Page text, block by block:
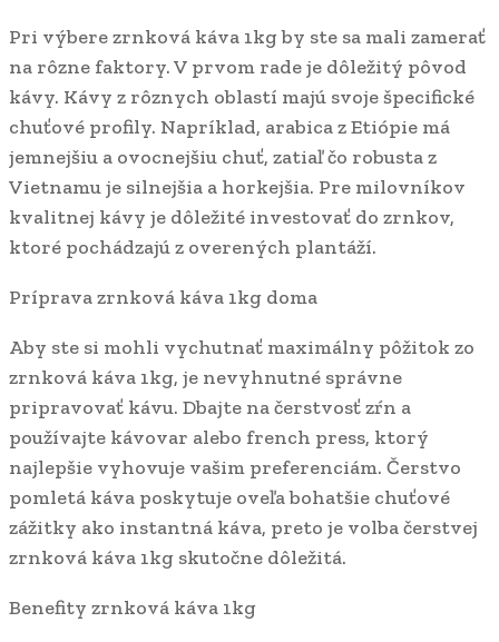
Pri výbere zrnková káva 1kg by ste sa mali zamerať
na rôzne faktory. V prvom rade je dôležitý pôvod
kávy. Kávy z rôznych oblastí majú svoje špecifické
chuťové profily. Napríklad, arabica z Etiópie má
jemnejšiu a ovocnejšiu chuť, zatiaľ čo robusta z
Vietnamu je silnejšia a horkejšia. Pre milovníkov
kvalitnej kávy je dôležité investovať do zrnkov,
ktoré pochádzajú z overených plantáží.
Príprava zrnková káva 1kg doma
Aby ste si mohli vychutnať maximálny pôžitok zo
zrnková káva 1kg, je nevyhnutné správne
pripravovať kávu. Dbajte na čerstvosť zŕn a
používajte kávovar alebo french press, ktorý
najlepšie vyhovuje vašim preferenciám. Čerstvo
pomletá káva poskytuje oveľa bohatšie chuťové
zážitky ako instantná káva, preto je volba čerstvej
zrnková káva 1kg skutočne dôležitá.
Benefity zrnková káva 1kg